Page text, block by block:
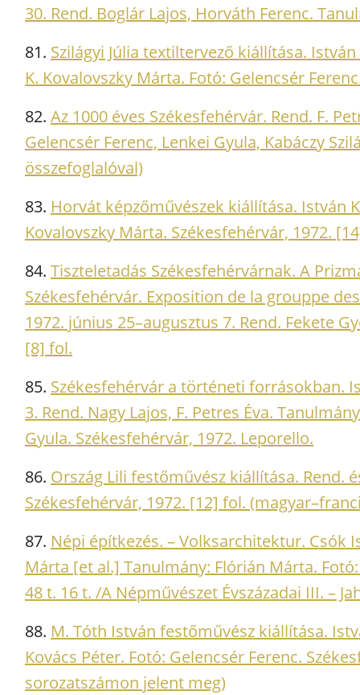
30. Rend. Boglár Lajos, Horváth Ferenc.
81. Szilágyi Júlia textiltervező kiállítása.
K. Kovalovszky Márta. Fotó: Gelencsér
82. Az 1000 éves Székesfehérvár. Rend. F.
Gelencsér Ferenc, Lenkei Gyula, Kabáczy
összefoglalóval)
83. Horvát képzőművészek kiállítása. István
Kovalovszky Márta. Székesfehérvár, 1972.
84. Tiszteletadás Székesfehérvárnak. A
Székesfehérvár. Exposition de la grouppe
1972. június 25–augusztus 7. Rend. Fekete
[8] fol.
85. Székesfehérvár a történeti forrásokban.
3. Rend. Nagy Lajos, F. Petres Éva.
Gyula. Székesfehérvár, 1972. Leporello.
86. Ország Lili festőművész kiállítása. Rend.
Székesfehérvár, 1972. [12] fol.
87. Népi építkezés. – Volksarchitektur. Csók
Márta [et al.] Tanulmány: Flórián Márta.
48 t. 16 t. /A Népművészet Évszázadai III. –
88. M. Tóth István festőművész kiállítása.
Kovács Péter. Fotó: Gelencsér Ferenc.
sorozatszámon jelent meg)